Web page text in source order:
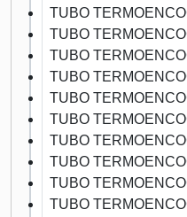
TUBO
TUBO
TUBO
TUBO
TUBO
TUBO
TUBO
TUBO
TUBO
TUBO